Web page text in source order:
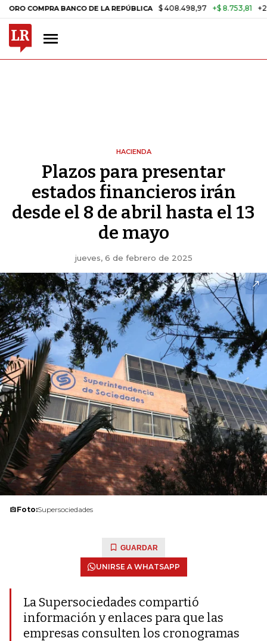
BANCO DE LA REPÚBLICA $ 408.498,97 +$ 8.753,81 +2,19%
HACIENDA
Plazos para presentar
estados financieros irán
desde el 8 de abril hasta el 13
de mayo
jueves, 6 de febrero de 2025
Foto:Supersociedades
GUARDAR
UNIRSE A WHATSAPP
La Supersociedades compartió
información y enlaces para que las
empresas consulten los cronogramas